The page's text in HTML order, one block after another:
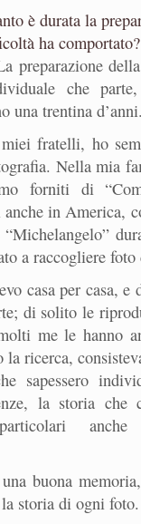
è durata la
ha comportato?
preparazione
che
una trentina d’anni.
fratelli, ho
Nella mia
forniti di
in America,
a raccogliere foto
casa per casa, e
di solito le
me le hanno
la ricerca,
sapessero
la storia che
anche
buona
storia di ogni foto.